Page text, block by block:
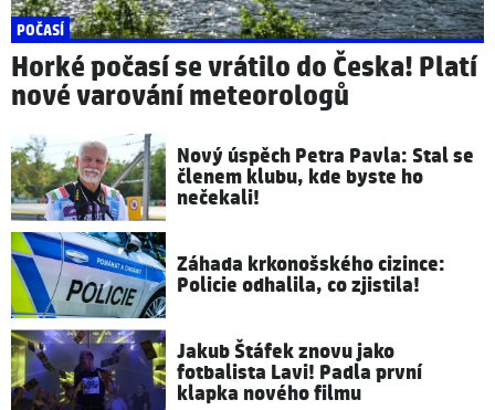
POČASÍ
Horké počasí se vrátilo do Česka! Platí
nové varování meteorologů
Nový úspěch Petra Pavla: Stal se
členem klubu, kde byste ho
nečekali!
Záhada krkonošského cizince:
Policie odhalila, co zjistila!
Jakub Štáfek znovu jako
fotbalista Lavi! Padla první
klapka nového filmu